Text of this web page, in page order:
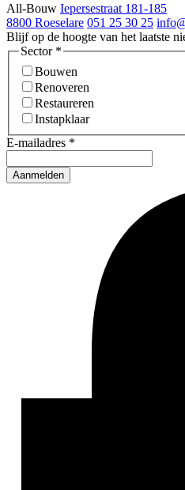
All-Bouw Iepersestraat 181-185
8800 Roeselare 051 25 30 25
Blijf op de hoogte van het laatste
Sector *
Bouwen
Renoveren
Restaureren
Instapklaar
E-mailadres *
Aanmelden